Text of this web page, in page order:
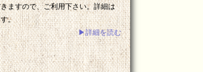
ますので、ご利用下さい。詳細は
。
▶詳細を読む